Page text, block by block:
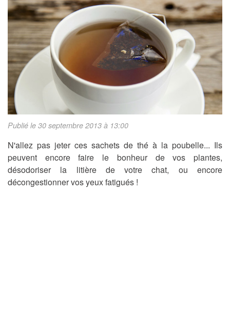
Publié le 30 septembre 2013 à 13:00
N'allez pas jeter ces sachets de thé à la poubelle... Ils
peuvent encore faire le bonheur de vos plantes,
désodoriser la litière de votre chat, ou encore
décongestionner vos yeux fatigués !